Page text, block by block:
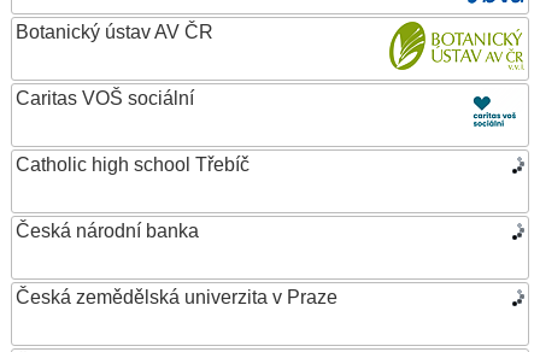
Botanický ústav AV ČR
Caritas VOŠ sociální
Catholic high school Třebíč
Česká národní banka
Česká zemědělská univerzita v Praze